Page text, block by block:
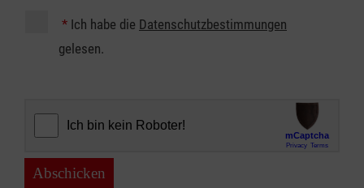
* Ich habe die Datenschutzbestimmungen
gelesen.
Abschicken